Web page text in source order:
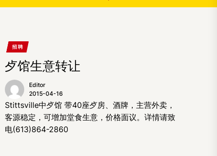
招聘
歺馆生意转让
Editor
2015-04-16
Stittsville中歺馆 带40座歺房、酒牌，主营外卖，
客源稳定，可增加堂食生意，价格面议。详情请致
电(613)864-2860